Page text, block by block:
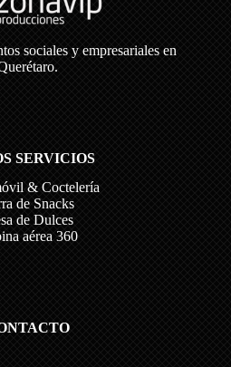
sociales y empresariales en
SERVICIOS
& Coctelería
de Snacks
de Dulces
aérea 360